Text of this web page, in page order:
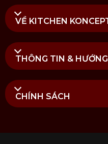
VỀ KITCHEN
THÔNG TIN &
CHÍNH SÁCH